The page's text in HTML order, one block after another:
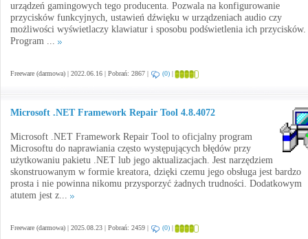
urządzeń gamingowych tego producenta. Pozwala na konfigurowanie
przycisków funkcyjnych, ustawień dźwięku w urządzeniach audio czy
możliwości wyświetlaczy klawiatur i sposobu podświetlenia ich przycisków.
Program ...
Freeware (darmowa) | 2022.06.16 | Pobrań: 2867 | (0) |
Microsoft .NET Framework Repair Tool 4.8.4072
Microsoft .NET Framework Repair Tool to oficjalny program
Microsoftu do naprawiania często występujących błędów przy
użytkowaniu pakietu .NET lub jego aktualizacjach. Jest narzędziem
skonstruowanym w formie kreatora, dzięki czemu jego obsługa jest bardzo
prosta i nie powinna nikomu przysporzyć żadnych trudności. Dodatkowym
atutem jest z...
Freeware (darmowa) | 2025.08.23 | Pobrań: 2459 | (0) |